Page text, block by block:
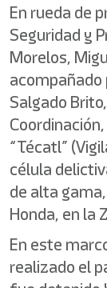
En rueda de
Seguridad y
Morelos,
acompañado
Salgado
“Técatl”
célula
de alta
Honda, en la
En este
realizado el